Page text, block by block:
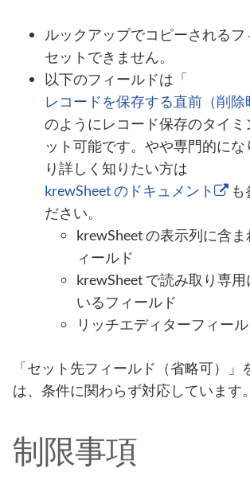
ルックアップでコピーされるフ
セットできません。
以下のフィールドは「
レコードを保存する直前（削除
のようにレコード保存のタイミ
ット可能です。やや専門的にな
り詳しく知りたい方は
krewSheet のドキュメント
も
ださい。
krewSheet の表示列に含
ィールド
krewSheet で読み取り専
いるフィールド
リッチエディターフィー
「セット先フィールド（省略可）」
は、条件に関わらず対応しています。
制限事項